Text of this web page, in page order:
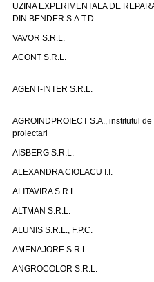
UZINA EXPERIMENTALA DE
DIN BENDER S.A.T.D.
VAVOR S.R.L.
ACONT S.R.L.
AGENT-INTER S.R.L.
AGROINDPROIECT S.A., institutul de
proiectari
AISBERG S.R.L.
ALEXANDRA CIOLACU I.I.
ALITAVIRA S.R.L.
ALTMAN S.R.L.
ALUNIS S.R.L., F.P.C.
AMENAJORE S.R.L.
ANGROCOLOR S.R.L.